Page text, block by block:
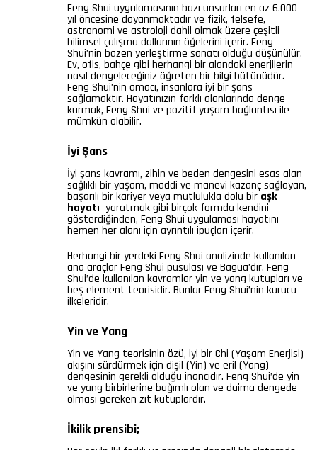
Feng Shui uygulamasının bazı unsurları en az 6.000
yıl öncesine dayanmaktadır ve fizik, felsefe,
astronomi ve astroloji dahil olmak üzere çeşitli
bilimsel çalışma dallarının öğelerini içerir. Feng
Shui’nin bazen yerleştirme sanatı olduğu düşünülür.
Ev, ofis, bahçe gibi herhangi bir alandaki enerjilerin
nasıl dengeleceğiniz öğreten bir bilgi bütünüdür.
Feng Shui’nin amacı, insanlara iyi bir şans
sağlamaktır. Hayatınızın farklı alanlarında denge
kurmak, Feng Shui ve pozitif yaşam bağlantısı ile
mümkün olabilir.
İyi Şans
İyi şans kavramı, zihin ve beden dengesini esas alan
sağlıklı bir yaşam, maddi ve manevi kazanç sağlayan,
başarılı bir kariyer veya mutlulukla dolu bir aşk
hayatı yaratmak gibi birçok formda kendini
gösterdiğinden, Feng Shui uygulaması hayatını
hemen her alanı için ayrıntılı ipuçları içerir.
Herhangi bir yerdeki Feng Shui analizinde kullanılan
ana araçlar Feng Shui pusulası ve Bagua’dır. Feng
Shui’de kullanılan kavramlar yin ve yang kutupları ve
beş element teorisidir. Bunlar Feng Shui’nin kurucu
ilkeleridir.
Yin ve Yang
Yin ve Yang teorisinin özü, iyi bir Chi (Yaşam Enerjisi)
akışını sürdürmek için dişil (Yin) ve eril (Yang)
dengesinin gerekli olduğu inancıdır. Feng Shui’de yin
ve yang birbirlerine bağımlı olan ve daima dengede
olması gereken zıt kutuplardır.
İkilik prensibi;